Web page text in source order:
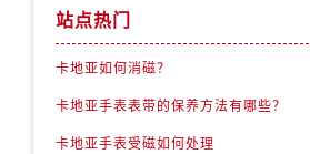
站点热门
卡地亚如何消磁？
卡地亚手表表带的保养方法有哪些？
卡地亚手表受磁如何处理